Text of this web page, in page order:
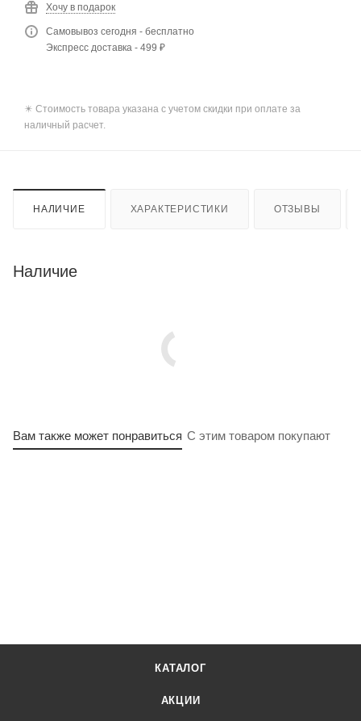
Хочу в подарок
Самовывоз сегодня - бесплатно
Экспресс доставка - 499 ₽
✴️ Стоимость товара указана с учетом скидки при оплате за
наличный расчет.
НАЛИЧИЕ ХАРАКТЕРИСТИКИ ОТЗЫВЫ
Наличие
Вам также может понравиться С этим товаром покупают
КАТАЛОГ
АКЦИИ